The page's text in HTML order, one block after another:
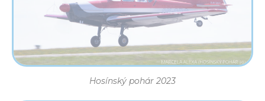
Hosínský pohár 2023